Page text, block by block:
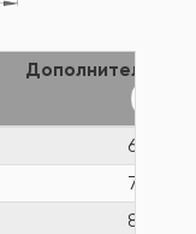
Дополнительная
60
75
80